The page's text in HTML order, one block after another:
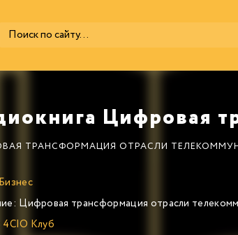
ТРАНСФОРМАЦИЯ ОТРАСЛИ
Бизнес
Цифровая трансформация отрасли
4CIO Клуб